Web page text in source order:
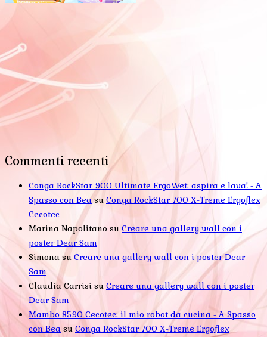
Commenti recenti
Conga RockStar 900 Ultimate ErgoWet: aspira e lava! - A
Spasso con Beasu Conga RockStar 700 X-Treme Ergoflex
Cecotec
Marina Napolitano su Creare una gallery wall con i
poster Dear Sam
Simona su Creare una gallery wall con i poster Dear
Sam
Claudia Carrisi su Creare una gallery wall con i poster
Dear Sam
Mambo 8590 Cecotec: il mio robot da cucina - A Spasso
con Bea su Conga RockStar 700 X-Treme Ergoflex